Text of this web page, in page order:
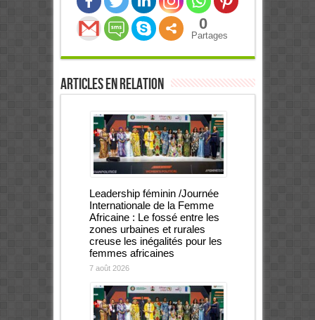
0
Partages
Articles en relation
Leadership féminin /Journée
Internationale de la Femme
Africaine : Le fossé entre les
zones urbaines et rurales
creuse les inégalités pour les
femmes africaines
7 août 2026